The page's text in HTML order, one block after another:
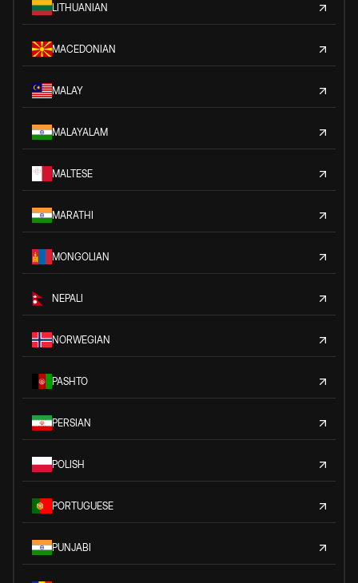
LITHUANIAN
MACEDONIAN
MALAY
MALAYALAM
MALTESE
MARATHI
MONGOLIAN
NEPALI
NORWEGIAN
PASHTO
PERSIAN
POLISH
PORTUGUESE
PUNJABI